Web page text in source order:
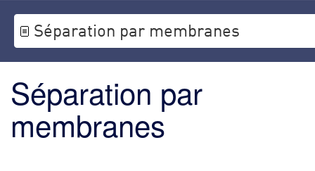
Séparation par membranes
Séparation par
membranes